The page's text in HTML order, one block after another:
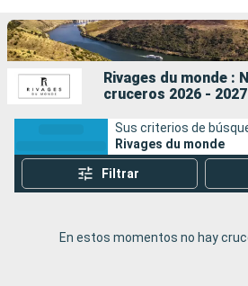
Rivages du monde :
cruceros 2026 - 2027
Sus criterios de
Rivages du monde
Filtrar
En estos momentos no hay